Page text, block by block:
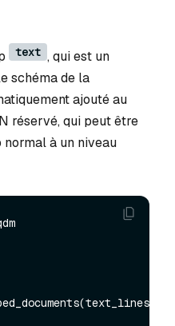
text , qui est un
schéma de la
ajouté au
réservé, qui peut être
à un niveau